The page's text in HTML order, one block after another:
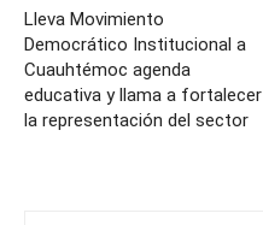
Lleva Movimiento
Democrático Institucional a
Cuauhtémoc agenda
educativa y llama a fortalecer
la representación del sector